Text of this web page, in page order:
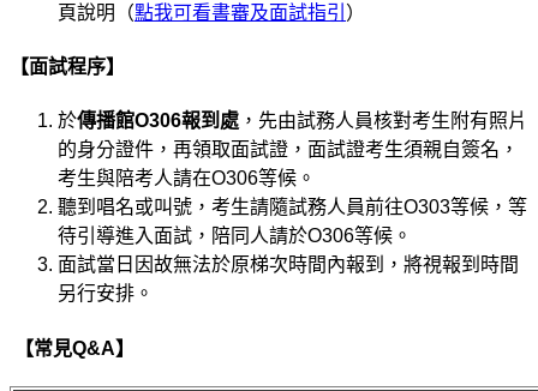
頁說明（點我可看書審及面試指引 ）
【面試程序】
於傳播館O306報到處 ，先由試務人員核對考生附有照片
的身分證件，再領取面試證，面試證考生須親自簽名，
考生與陪考人請在O306等候。
聽到唱名或叫號，考生請隨試務人員前往O303等候，等
待引導進入面試，陪同人請於O306等候。
面試當日因故無法於原梯次時間內報到，將視報到時間
另行安排。
【常見Q&A】